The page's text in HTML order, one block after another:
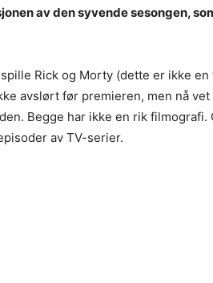
av den syvende sesongen,
Rick og Morty (dette er ikke en
avslørt før premieren, men nå vet
Begge har ikke en rik filmografi.
av TV-serier.